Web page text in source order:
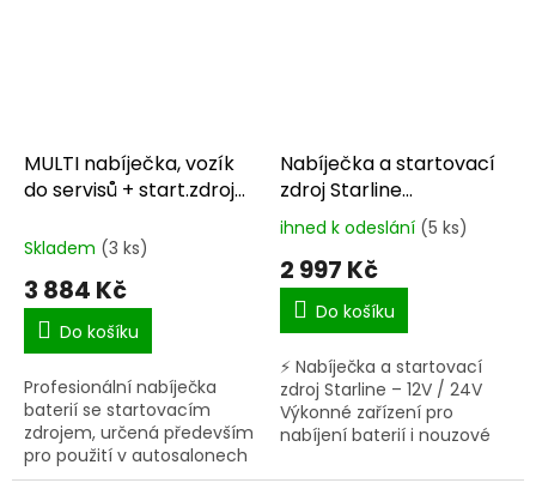
MULTI nabíječka, vozík
do servisů + start.zdroj
Skladem (3 ks)
3 884 Kč
Do košíku
Profesionální nabíječka
baterií se startovacím
zdrojem, určená především
pro použití v autosalonech
a autoservisech. Vhodná ke
Nabíječka a startovací
zdroj Starline
STCLASS430
Průměrné
hodnocení
produktu
5,0
5
hvězdiček.
ihned k odeslání (5 ks)
2 997 Kč
Do košíku
⚡ Nabíječka a startovací
zdroj Starline – 12V / 24V
Výkonné zařízení pro
nabíjení baterií i nouzové
baterii. Funkce nabíječky i